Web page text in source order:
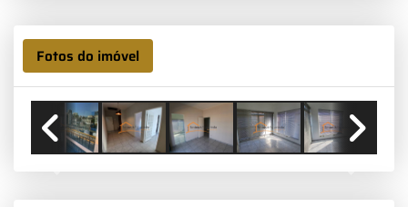
Fotos do imóvel
Previous Next